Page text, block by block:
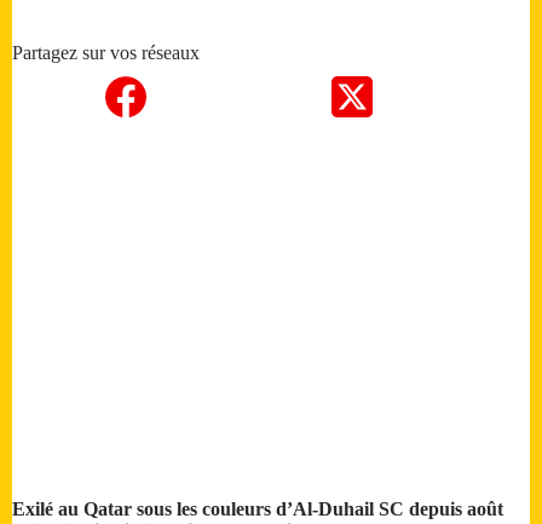
Partagez sur vos réseaux
Exilé au Qatar sous les couleurs d’Al-Duhail SC depuis août